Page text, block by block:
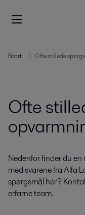
Start Ofte stillede
Ofte
Nedenfor finder du
med svarene fra Alfa
spørgsmål her?
erfarne team.